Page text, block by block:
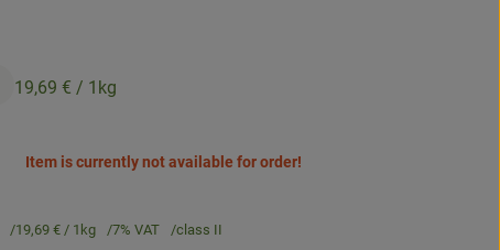
19,69 € / 1kg
Item is currently not available for order!
19,69 € / 1kg 7% VAT class II